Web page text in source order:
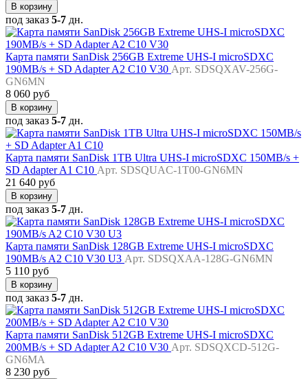
В корзину
под заказ 5-7 дн.
Карта памяти SanDisk 256GB Extreme UHS-I microSDXC
190MB/s + SD Adapter A2 C10 V30 Арт. SDSQXAV-256G-
GN6MN
8 060 руб
В корзину
под заказ 5-7 дн.
Карта памяти SanDisk 1TB Ultra UHS-I microSDXC 150MB/s +
SD Adapter A1 C10 Арт. SDSQUAC-1T00-GN6MN
21 640 руб
В корзину
под заказ 5-7 дн.
Карта памяти SanDisk 128GB Extreme UHS-I microSDXC
190MB/s A2 C10 V30 U3 Арт. SDSQXAA-128G-GN6MN
5 110 руб
В корзину
под заказ 5-7 дн.
Карта памяти SanDisk 512GB Extreme UHS-I microSDXC
200MB/s + SD Adapter A2 C10 V30 Арт. SDSQXCD-512G-
GN6MA
8 230 руб